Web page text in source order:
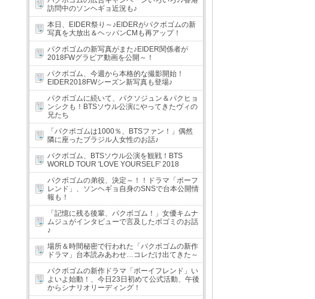
訪問中のソンヘギョ近況も♪
本日、EIDER祭り～♪EIDERがパクボゴムの新
写真を大放出＆ヘッパンCMも再アップ！
パクボゴムの新写真がまた♪EIDER関係者が
2018FWグラビア動画を公開～！
パクボゴム、今週から本格的な撮影開始！
EIDER2018FWシーズン新写真も登場♪
パクボゴムに続いて、パクソジュン＆パクヒョ
ンシクも！BTSソウル公演にやってきたヴィの
兄たち
「パクボゴムは1000％、BTSファン！」偶然
隣に座ったブラジル人女性のお話♪
パクボゴム、BTSソウル公演を観戦！BTS
WORLD TOUR 'LOVE YOURSELF' 2018
パクボゴムの弟役、決定～！！ドラマ「ボーフ
レンド」、ソンヘギョ自身のSNSで台本公開情
報も！
「記憶に残る後輩、パクボゴム！」女優キムナ
ムジュがインタビューで言及したボゴミのお話
♪
場所＆時間秘密で行われた「パクボゴムの新作
ドラマ」台本読みあわせ…コレだけ出てきた～
パクボゴムの新作ドラマ「ボーイフレンド」い
よいよ始動！、今日23日初めて公式活動、午後
からシナリオリーディング！